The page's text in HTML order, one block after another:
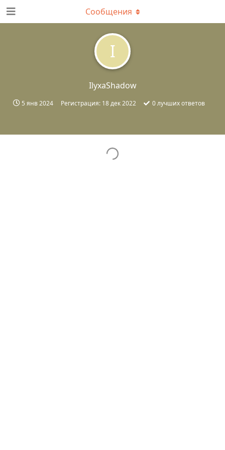
I
IlyxaShadow
5 янв 2024 Регистрация: 18 дек 2022 0лучших ответов
Сообщения